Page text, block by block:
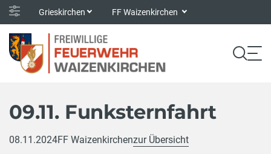
Grieskirchen FF Waizenkirchen
09.11. Funksternfahrt
08.11.2024FF Waizenkirchenzur Übersicht